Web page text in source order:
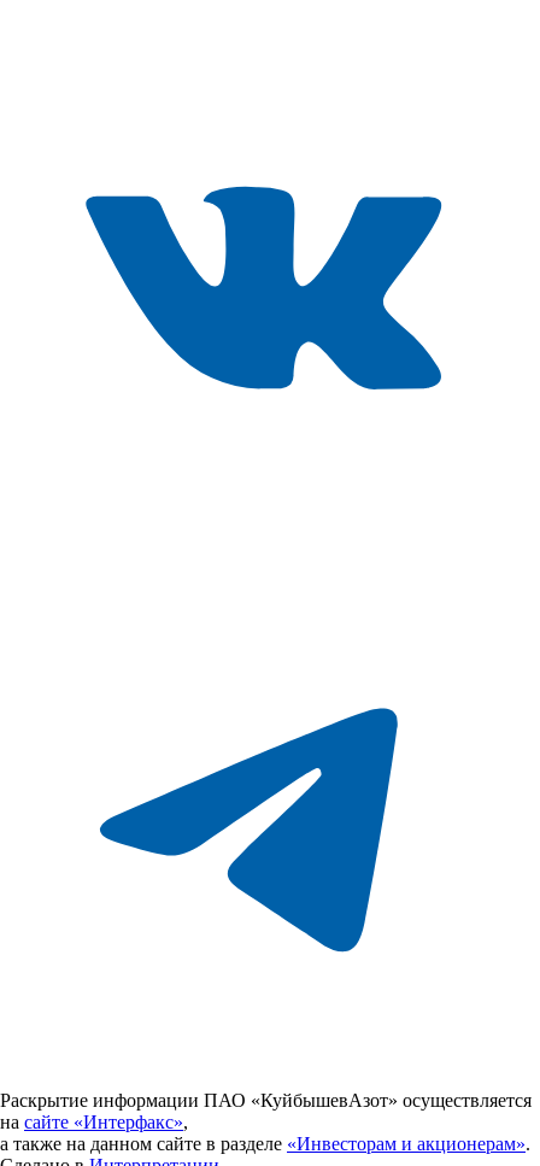
Раскрытие информации ПАО «КуйбышевАзот» осуществляется
на сайте «Интерфакс»,
а также на данном сайте в разделе «Инвесторам и акционерам».